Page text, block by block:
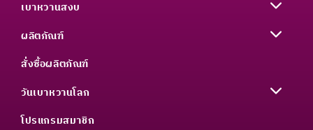
เบาหวานสงบ
ผลิตภัณฑ์
สั่งซื้อผลิตภัณฑ์
วันเบาหวานโลก
โปรแกรมสมาชิก